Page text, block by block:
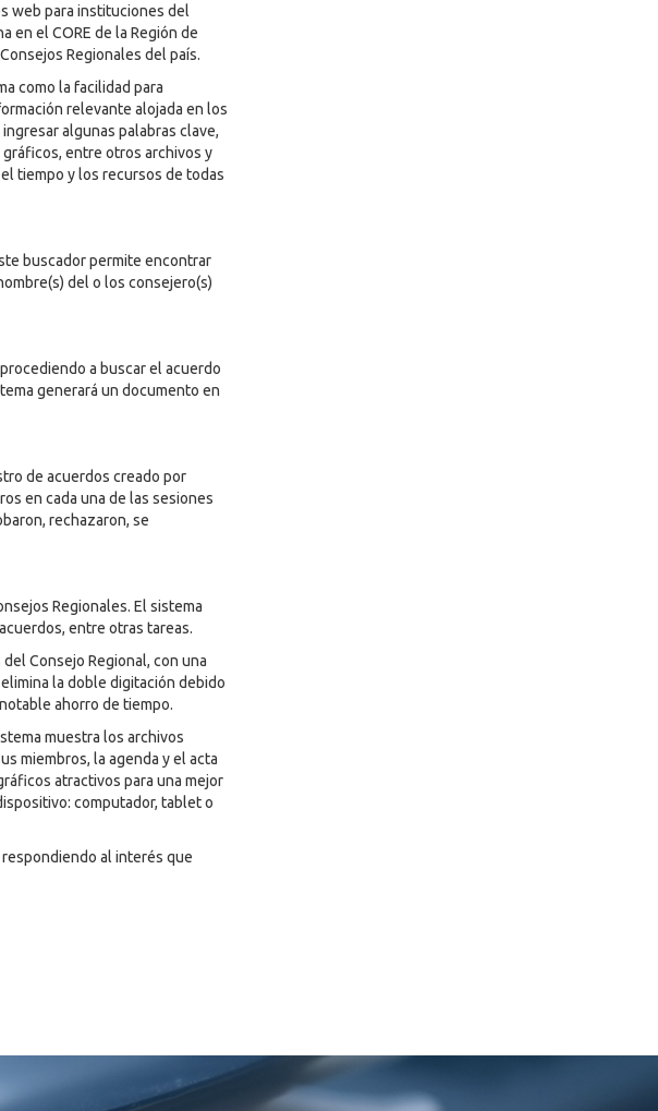
web para instituciones del
en el CORE de la Región de
Regionales del país.
como la facilidad para
relevante alojada en los
algunas palabras clave,
entre otros archivos y
tiempo y los recursos de todas
buscador permite encontrar
del o los consejero(s)
a buscar el acuerdo
generará un documento en
de acuerdos creado por
en cada una de las sesiones
rechazaron, se
Regionales. El sistema
entre otras tareas.
Consejo Regional, con una
la doble digitación debido
ahorro de tiempo.
muestra los archivos
miembros, la agenda y el acta
atractivos para una mejor
computador, tablet o
al interés que